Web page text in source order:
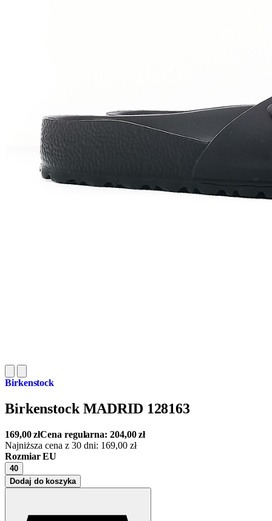
Birkenstock
Birkenstock MADRID 128163
169,00złCena regularna:204,00zł
Najniższa cena z 30 dni: 169,00 zł
Rozmiar EU
40
Dodaj do koszyka